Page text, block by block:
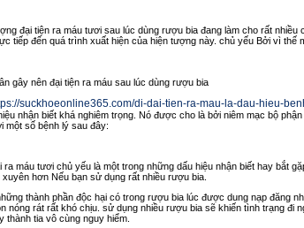
đại tiện ra máu tươi sau lúc dùng rượu bia đang làm cho rất
tiếp đến quá trình xuất hiện của hiện tượng này. chủ yếu Bởi vì
gây nên đại tiện ra máu sau lúc dùng rượu bia
suckhoeonline365.com/di-dai-tien-ra-mau-la-dau-hieu-
nhận biết khá nghiêm trọng. Nó được cho là bởi niêm mạc bộ
một số bệnh lý sau đây:
ra máu tươi chủ yếu là một trong những dấu hiệu nhận biết hay bắt
hơn Nếu bạn sử dụng rất nhiều rượu bia.
thành phần độc hại có trong rượu bia lúc được dung nạp đăng
nóng rát rất khó chịu. sử dụng nhiều rượu bia sẽ khiến tình trạng đi
thành tia vô cùng nguy hiểm.